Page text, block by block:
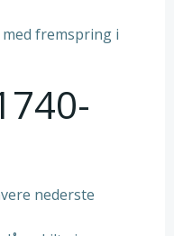
fremspring i
nederste